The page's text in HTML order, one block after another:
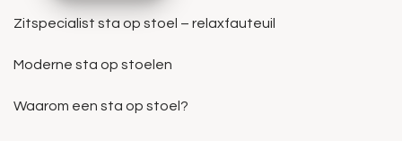
Zitspecialist sta op stoel – relaxfauteuil
Moderne sta op stoelen
Waarom een sta op stoel?